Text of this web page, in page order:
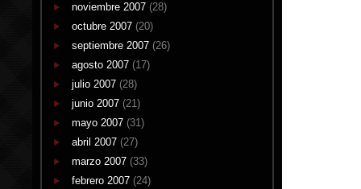
noviembre 2007 (28)
octubre 2007 (20)
septiembre 2007 (26)
agosto 2007 (17)
julio 2007 (28)
junio 2007 (21)
mayo 2007 (31)
abril 2007 (27)
marzo 2007 (33)
febrero 2007 (24)